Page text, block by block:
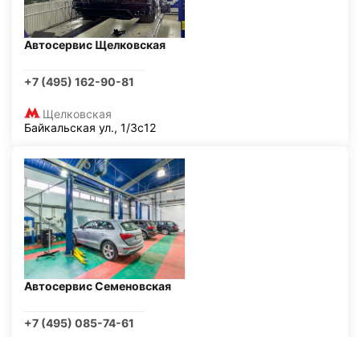
Автосервис Щелковская
+7 (495) 162-90-81
Щелковская
Байкальская ул., 1/3с12
Автосервис Семеновская
+7 (495) 085-74-61